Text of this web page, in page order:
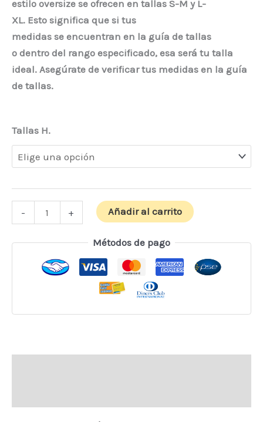
estilo oversize se ofrecen en tallas S-M y L-
XL. Esto significa que si tus
medidas se encuentran en la guía de tallas
o dentro del rango especificado, esa será tu talla
ideal. Asegúrate de verificartus medidas en la guía
de tallas.
Tallas H.
- + Añadir al carrito
Métodos de pago